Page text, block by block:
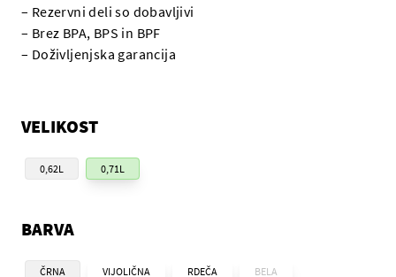
– Rezervni deli so dobavljivi
– Brez BPA, BPS in BPF
– Doživljenjska garancija
VELIKOST
0,62L 0,71L
BARVA
ČRNA VIJOLIČNA RDEČA BELA